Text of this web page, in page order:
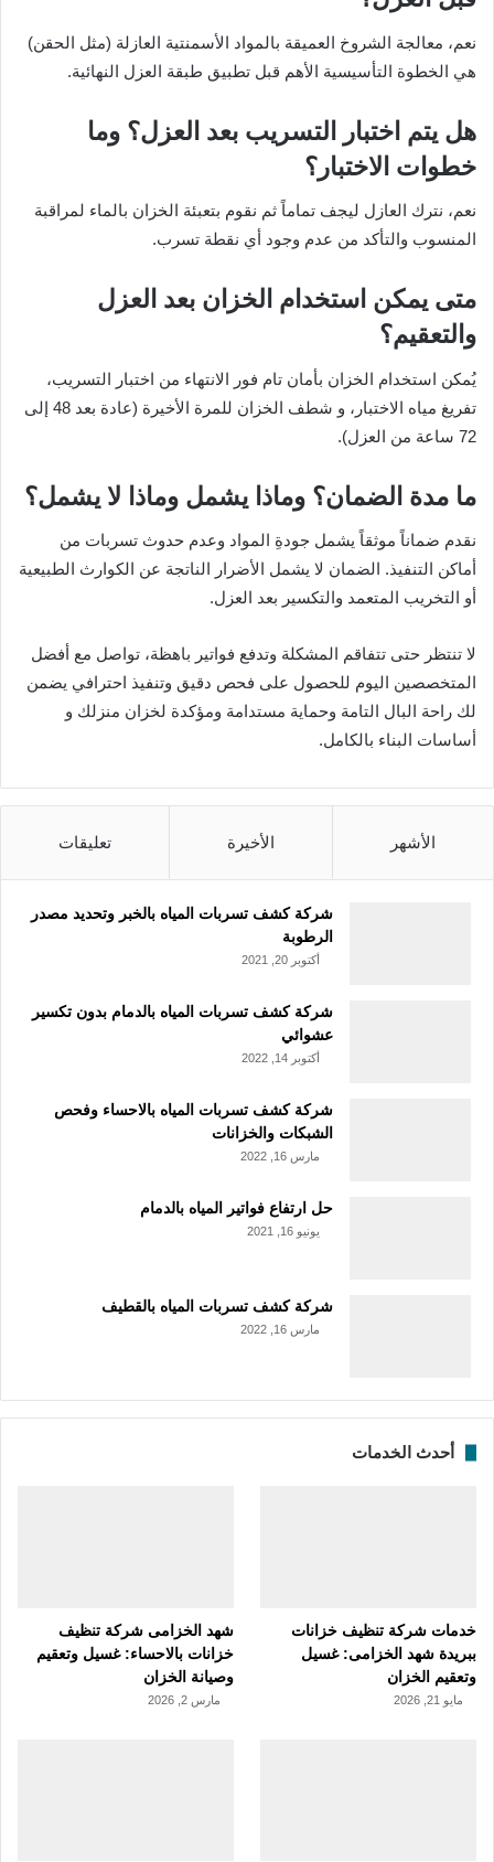
نعم، معالجة الشروخ العميقة بالمواد الأسمنتية العازلة (مثل الحقن)
هي الخطوة التأسيسية الأهم قبل تطبيق طبقة العزل النهائية.
هل يتم اختبار التسريب بعد العزل؟ وما
خطوات الاختبار؟
نعم، نترك العازل ليجف تماماً ثم نقوم بتعبئة الخزان بالماء لمراقبة
المنسوب والتأكد من عدم وجود أي نقطة تسرب.
متى يمكن استخدام الخزان بعد العزل
والتعقيم؟
يُمكن استخدام الخزان بأمان تام فور الانتهاء من اختبار التسريب،
تفريغ مياه الاختبار، و شطف الخزان للمرة الأخيرة (عادة بعد 48 إلى
72 ساعة من العزل).
ما مدة الضمان؟ وماذا يشمل وماذا لا يشمل؟
نقدم ضماناً موثقاً يشمل جودةِ المواد وعدم حدوث تسربات من
أماكن التنفيذ. الضمان لا يشمل الأضرار الناتجة عن الكوارث الطبيعية
أو التخريب المتعمد والتكسير بعد العزل.
لا تنتظر حتى تتفاقم المشكلة وتدفع فواتير باهظة، تواصل مع أفضل
المتخصصين اليوم للحصول على فحص دقيق وتنفيذ احترافي يضمن
لك راحة البال التامة وحماية مستدامة ومؤكدة لخزان منزلك و
أساسات البناء بالكامل.
الأشهر الأخيرة تعليقات
شركة كشف تسربات المياه بالخبر وتحديد مصدر
الرطوبة
أكتوبر 20, 2021
شركة كشف تسربات المياه بالدمام بدون تكسير
عشوائي
أكتوبر 14, 2022
شركة كشف تسربات المياه بالاحساء وفحص
الشبكات والخزانات
مارس 16, 2022
حل ارتفاع فواتير المياه بالدمام
يونيو 16, 2021
شركة كشف تسربات المياه بالقطيف
مارس 16, 2022
أحدث الخدمات
خدمات شركة تنظيف خزانات
ببريدة شهد الخزامى: غسيل
وتعقيم الخزان
مايو 21, 2026
شهد الخزامى شركة تنظيف
خزانات بالاحساء: غسيل وتعقيم
وصيانة الخزان
مارس 2, 2026